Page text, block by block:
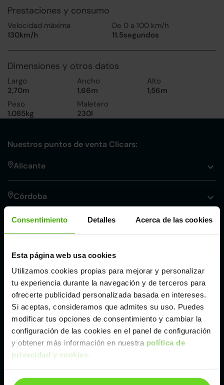
Consentimiento Detalles Acerca de las cookies
Esta página web usa cookies
Utilizamos cookies propias para mejorar y personalizar
tu experiencia durante la navegación y de terceros para
ofrecerte publicidad personalizada basada en intereses.
Si aceptas, consideramos que admites su uso. Puedes
modificar tus opciones de consentimiento y cambiar la
configuración de las cookies en el panel de configuración
y obtener más información en nuestra política de
privacidad y cookies.
Prestaciones y consumo
Velocidad máxima
130km/h
De 0 a 100 km/h
11.5segundos
Dimensiones y otros datos
Largo
2,70m
Ancho
1,66m
Alto
1,56m
Peso
1.085kg
Maletero
230l
Nuestros puntos de venta Clicars:
Alicante
Córdoba
Málaga
Valencia
Zaragoza
Ver Smart Fortwo de segunda mano y ocasión